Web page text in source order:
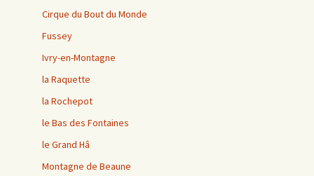
Cirque du Bout du Monde
Fussey
Ivry-en-Montagne
la Raquette
la Rochepot
le Bas des Fontaines
le Grand Hâ
Montagne de Beaune